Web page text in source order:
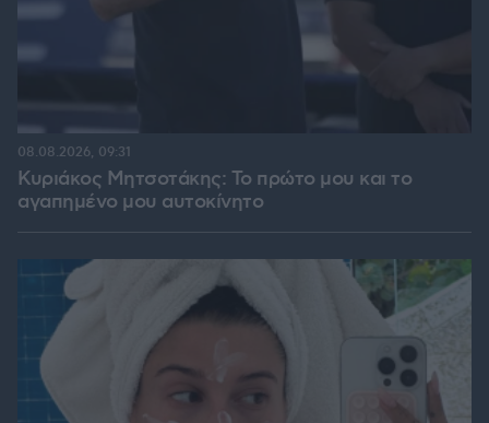
Κυριάκος Μητσοτάκης: Το πρώτο μου και το
αγαπημένο μου αυτοκίνητο
08.08.2026, 09:31